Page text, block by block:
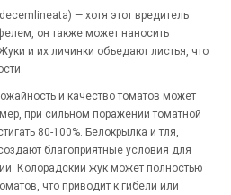
— хотя этот вредитель
он также может наносить
и их личинки объедают листья, что
и качество томатов может
при сильном поражении томатной
80-100%. Белокрылка и тля,
благоприятные условия для
Колорадский жук может полностью
что приводит к гибели или